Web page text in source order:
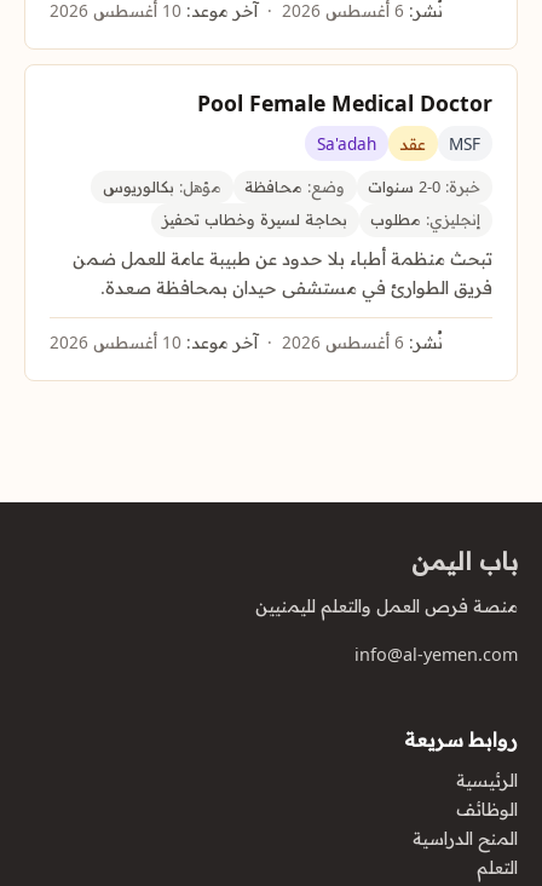
نُشر: آخر موعد:
Pool Female Medical Doctor
MSF عقد Sa'adah
خبرة: وضع: محافظة مؤهل: بكالوريوس
إنجليزي: مطلوب بحاجة لسيرة وخطاب تحفيز
تبحث منظمة أطباء بلا حدود عن طبيبة عامة للعمل ضمن
فريق الطوارئ في مستشفى حيدان بمحافظة صعدة.
نُشر: آخر موعد:
باب اليمن
منصة فرص العمل والتعلم لليمنيين
info@al-yemen.com
روابط سريعة
الرئيسية
الوظائف
المنح الدراسية
التعلم